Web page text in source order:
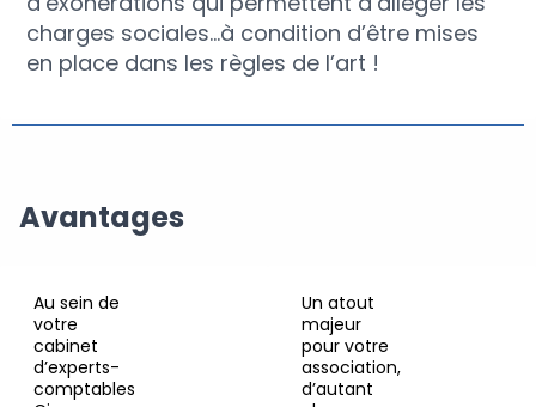
charges sociales…à condition d’être mises
en place dans les règles de l’art !
Avantages
Au sein de
votre
cabinet
d’experts-
comptables
Un atout
majeur
pour votre
association,
d’autant